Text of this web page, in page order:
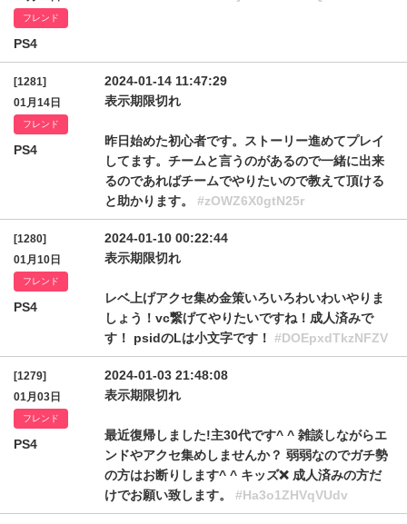
フレンド
PS4
[1281]
01月14日
フレンド
PS4
2024-01-14 11:47:29
表示期限切れ
昨日始めた初心者です。ストーリー進めてプレイ
してます。チームと言うのがあるので一緒に出来
るのであればチームでやりたいので教えて頂ける
と助かります。 #zOWZ6X0gtN25r
[1280]
01月10日
フレンド
PS4
2024-01-10 00:22:44
表示期限切れ
レベ上げアクセ集め金策いろいろわいわいやりま
しょう！vc繋げてやりたいですね！成人済みで
す！ psidのLは小文字です！ #DOEpxdTkzNFZV
[1279]
01月03日
フレンド
PS4
2024-01-03 21:48:08
表示期限切れ
最近復帰しました!主30代です^ ^ 雑談しながらエ
ンドやアクセ集めしませんか？ 弱弱なのでガチ勢
の方はお断りします^ ^ キッズ❌ 成人済みの方だ
けでお願い致します。 #Ha3o1ZHVqVUdv